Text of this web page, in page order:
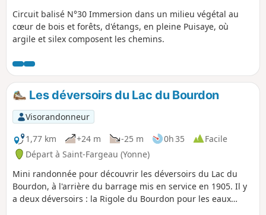
Circuit balisé N°30 Immersion dans un milieu végétal au
cœur de bois et forêts, d'étangs, en pleine Puisaye, où
argile et silex composent les chemins.
Les déversoirs du Lac du Bourdon
Visorandonneur
1,77 km
+24 m -25 m 0h 35
Facile
Départ à Saint-Fargeau (Yonne)
Mini randonnée pour découvrir les déversoirs du Lac du
Bourdon, à l'arrière du barrage mis en service en 1905. Il y
a deux déversoirs : la Rigole du Bourdon pour les eaux